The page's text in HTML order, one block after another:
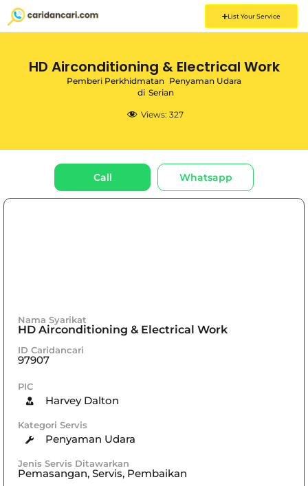
List Your Service
HD Airconditioning & Electrical Work
Pemberi Perkhidmatan Penyaman Udara
di Serian
Views: 327
Call Whatsapp
Nama Syarikat
HD Airconditioning & Electrical Work
ID Caridancari
97907
PIC
Harvey Dalton
Kategori Servis
Penyaman Udara
Jenis Servis Ditawarkan
Pemasangan, Servis, Pembaikan